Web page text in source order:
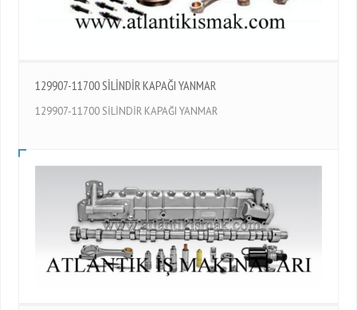
129907-11700 SİLİNDİR KAPAĞI YANMAR
129907-11700 SİLİNDİR KAPAĞI YANMAR